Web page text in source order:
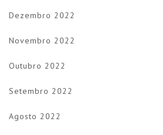
Dezembro 2022
Novembro 2022
Outubro 2022
Setembro 2022
Agosto 2022